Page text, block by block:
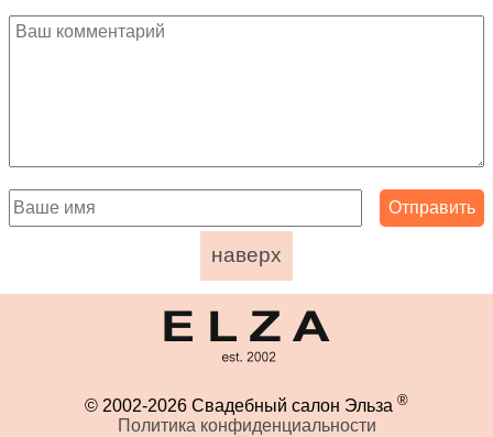
наверх
© 2002-2026 Свадебный салон Эльза ®
Политика конфиденциальности